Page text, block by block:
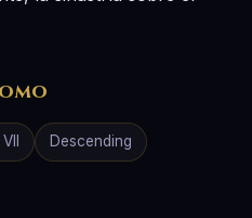
Descending